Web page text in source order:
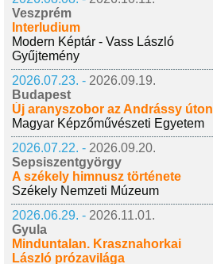
Veszprém
Interludium
Modern Képtár - Vass László
Gyűjtemény
2026.07.23. - 2026.09.19.
Budapest
Új aranyszobor az Andrássy úton
Magyar Képzőművészeti Egyetem
2026.07.22. - 2026.09.20.
Sepsiszentgyörgy
A székely himnusz története
Székely Nemzeti Múzeum
2026.06.29. - 2026.11.01.
Gyula
Minduntalan. Krasznahorkai
László prózavilága